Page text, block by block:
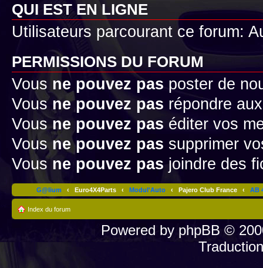
QUI EST EN LIGNE
Utilisateurs parcourant ce forum:
PERMISSIONS DU FORUM
Vous ne pouvez pas poster de
Vous ne pouvez pas répondre
Vousne pouvez pas éditer vos
Vousne pouvez pas supprimer
Vous ne pouvez pas joindre des
G@lium ‹ Euro4X4Parts ‹ Modul'Auto ‹ Pajero Club France ‹ AB
Index du forum
Powered by phpBB ©